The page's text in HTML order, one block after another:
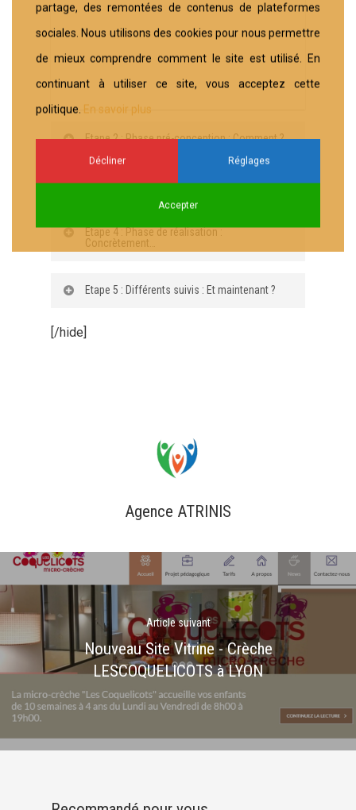
Etape 2 : Phase pré-conception : Comment ?
Etape 3 : Phase de conception : Quoi ?
Etape 4 : Phase de réalisation :
Concrètement…
Etape 5 : Différents suivis : Et maintenant ?
[/hide]
Agence ATRINIS
Article suivant
Nouveau Site Vitrine - Crèche
LESCOQUELICOTS à LYON
partage, des remontées de contenus de plateformes
sociales. Nous utilisons des cookies pour nous permettre
de mieux comprendre comment le site est utilisé. En
continuant à utiliser ce site, vous acceptez cette
politique.
En savoir plus
Décliner Réglages
Accepter